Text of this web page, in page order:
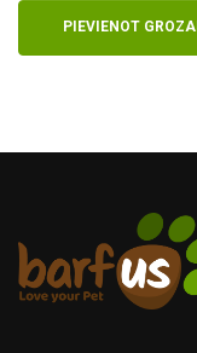
PIEVIENOT